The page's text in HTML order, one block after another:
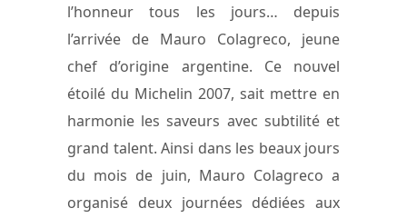
l’honneur tous les jours… depuis
l’arrivée de Mauro Colagreco, jeune
chef d’origine argentine. Ce nouvel
étoilé du Michelin 2007, sait mettre en
harmonie les saveurs avec subtilité et
grand talent. Ainsi dans les beaux jours
du mois de juin, Mauro Colagreco a
organisé deux journées dédiées aux